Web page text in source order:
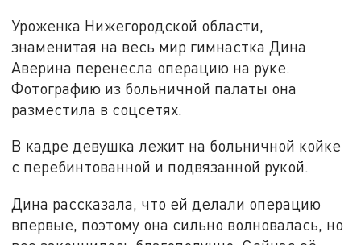
Уроженка Нижегородской области,
знаменитая на весь мир гимнастка Дина
Аверина перенесла операцию на руке.
Фотографию из больничной палаты она
разместила в соцсетях.
В кадре девушка лежит на больничной койке
с перебинтованной и подвязанной рукой.
Дина рассказала, что ей делали операцию
впервые, поэтому она сильно волновалась, но